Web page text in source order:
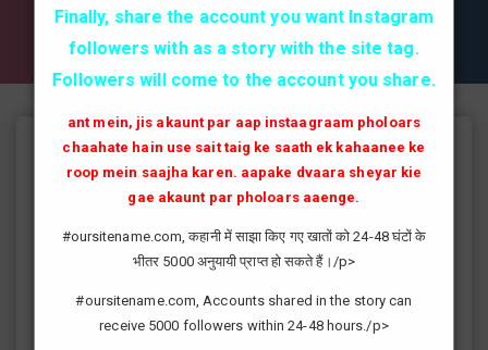
✔✔✔ AKTİF TAKİPCİ SATIN AL ✔✔✔
Instagram Takipçi Hilesi
instagram'da artık yüksek takipçi kasmak eskisi kadar zor değil
fenomen yolunda ilerlemesi daha da kolaylaşmıştır.instagram
fenomeni ne gibi fayda sağlar?öncelikle bir çok kişi meslek
Finally, share the account you want Instagram
followers with as a story with the site tag.
Followers will come to the account you share.
ant mein, jis akaunt par aap instaagraam pholoars
chaahate hain use sait taig ke saath ek kahaanee ke
roop mein saajha karen. aapake dvaara sheyar kie
gae akaunt par pholoars aaenge.
#oursitename.com, कहानी में साझा किए गए खातों को 24-48 घंटों के
भीतर 5000 अनुयायी प्राप्त हो सकते हैं।/p>
#oursitename.com, Accounts shared in the story can
receive 5000 followers within 24-48 hours./p>